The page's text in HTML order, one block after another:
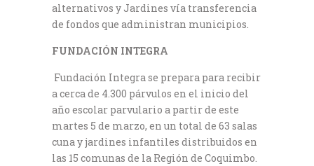
alternativos y Jardines vía transferencia
de fondos que administran municipios.
FUNDACIÓN INTEGRA
Fundación Integra se prepara para recibir
a cerca de 4.300 párvulos en el inicio del
año escolar parvulario a partir de este
martes 5 de marzo, en un total de 63 salas
cuna y jardines infantiles distribuidos en
las 15 comunas de la Región de Coquimbo.